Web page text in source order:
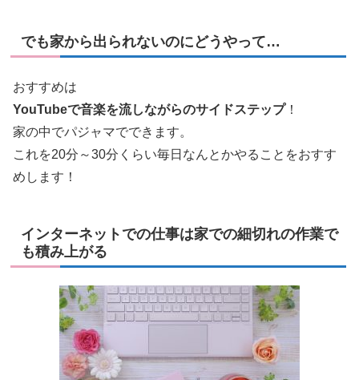
でも家から出られないのにどうやって…
おすすめは
YouTubeで音楽を流しながらのサイドステップ！
家の中でパジャマでできます。
これを20分～30分くらい毎日なんとかやることをおすす
めします！
インターネットでの仕事は家での細切れの作業で
も積み上がる